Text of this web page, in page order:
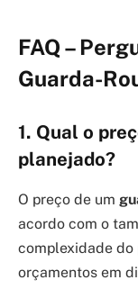
FAQ –
Guarda-
1. Qual o
planejado?
O preço de um
acordo com o
complexidade
orçamentos em